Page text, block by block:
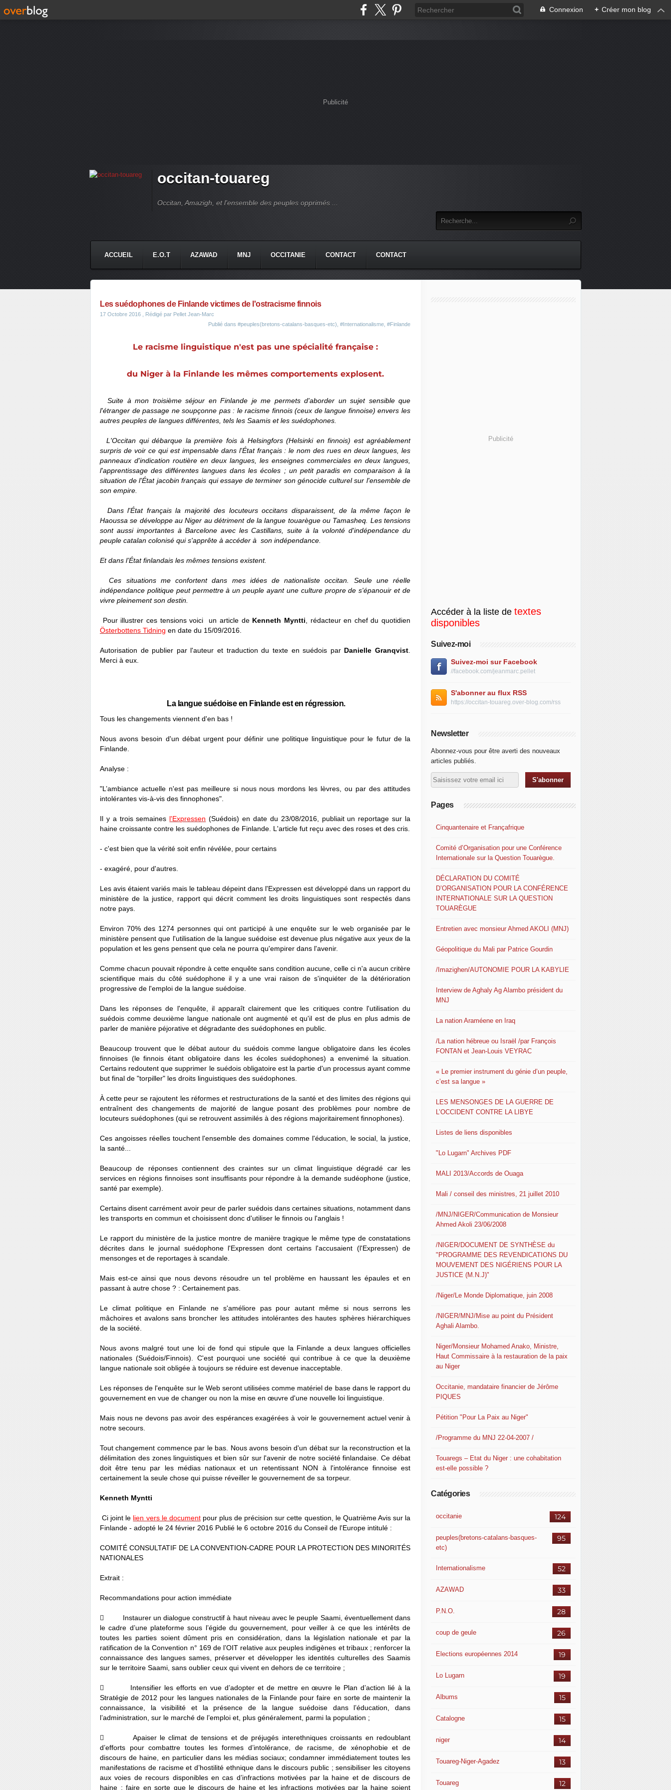
Connexion + Créer mon blog
Publicité
occitan-touareg
Occitan, Amazigh, et l'ensemble des peuples opprimés ...
ACCUEIL E.O.T AZAWAD MNJ OCCITANIE CONTACT CONTACT
Les suédophones de Finlande victimes de l'ostracisme finnois
17 Octobre 2016 , Rédigé par Pellet Jean-Marc
Publié dans #peuples(bretons-catalans-basques-etc) #Internationalisme #Finlande
Le racisme linguistique n'est pas une spécialité française :
du Niger à la Finlande les mêmes comportements explosent.
Suite à mon troisième séjour en Finlande je me permets d'aborder un sujet sensible que
l'étranger de passage ne soupçonne pas : le racisme finnois (ceux de langue finnoise) envers les
autres peuples de langues différentes, tels les Saamis et les suédophones.
L'Occitan qui débarque la première fois à Helsingfors (Helsinki en finnois) est agréablement
surpris de voir ce qui est impensable dans l'État français : le nom des rues en deux langues, les
panneaux d'indication routière en deux langues, les enseignes commerciales en deux langues,
l'apprentissage des différentes langues dans les écoles ; un petit paradis en comparaison à la
situation de l'État jacobin français qui essaye de terminer son génocide culturel sur l'ensemble de
son empire.
Dans l'État français la majorité des locuteurs occitans disparaissent, de la même façon le
Haoussa se développe au Niger au détriment de la langue touarègue ou Tamasheq. Les tensions
sont aussi importantes à Barcelone avec les Castillans, suite à la volonté d'indépendance du
peuple catalan colonisé qui s'apprête à accéder à son indépendance.
Et dans l’État finlandais les mêmes tensions existent.
Ces situations me confortent dans mes idées de nationaliste occitan. Seule une réelle
indépendance politique peut permettre à un peuple ayant une culture propre de s'épanouir et de
vivre pleinement son destin.
Pour illustrer ces tensions voici un article de Kenneth Myntti , rédacteur en chef du quotidien
Österbottens Tidning en date du 15/09/2016.
Autorisation de publier par l'auteur et traduction du texte en suédois par Danielle Granqvist
Merci à eux.
La langue suédoise en Finlande est en régression.
Tous les changements viennent d'en bas !
Nous avons besoin d'un débat urgent pour définir une politique linguistique pour le futur de la
Finlande.
Analyse :
"L’ambiance actuelle n'est pas meilleure si nous nous mordons les lèvres, ou par des attitudes
intolérantes vis-à-vis des finnophones".
Il y a trois semaines l'Expressen (Suédois) en date du 23/08/2016, publiait un reportage sur la
haine croissante contre les suédophones de Finlande. L'article fut reçu avec des roses et des cris.
- c'est bien que la vérité soit enfin révélée, pour certains
- exagéré, pour d'autres.
Les avis étaient variés mais le tableau dépeint dans l'Expressen est développé dans un rapport du
ministère de la justice, rapport qui décrit comment les droits linguistiques sont respectés dans
notre pays.
Environ 70% des 1274 personnes qui ont participé à une enquête sur le web organisée par le
ministère pensent que l'utilisation de la langue suédoise est devenue plus négative aux yeux de la
population et les gens pensent que cela ne pourra qu'empirer dans l'avenir.
Comme chacun pouvait répondre à cette enquête sans condition aucune, celle ci n'a aucun critère
scientifique mais du côté suédophone il y a une vrai raison de s'inquiéter de la détérioration
progressive de l'emploi de la langue suédoise.
Dans les réponses de l'enquête, il apparaît clairement que les critiques contre l'utilisation du
suédois comme deuxième langue nationale ont augmenté et qu'il est de plus en plus admis de
parler de manière péjorative et dégradante des suédophones en public.
Beaucoup trouvent que le débat autour du suédois comme langue obligatoire dans les écoles
finnoises (le finnois étant obligatoire dans les écoles suédophones) a envenimé la situation.
Certains redoutent que supprimer le suédois obligatoire est la partie d'un processus ayant comme
but final de "torpiller" les droits linguistiques des suédophones.
À cette peur se rajoutent les réformes et restructurations de la santé et des limites des régions qui
entraînent des changements de majorité de langue posant des problèmes pour nombre de
locuteurs suédophones (qui se retrouvent assimilés à des régions majoritairement finnophones).
Ces angoisses réelles touchent l'ensemble des domaines comme l'éducation, le social, la justice,
la santé...
Beaucoup de réponses contiennent des craintes sur un climat linguistique dégradé car les
services en régions finnoises sont insuffisants pour répondre à la demande sudéophone (justice,
santé par exemple).
Certains disent carrément avoir peur de parler suédois dans certaines situations, notamment dans
les transports en commun et choisissent donc d'utiliser le finnois ou l'anglais !
Le rapport du ministère de la justice montre de manière tragique le même type de constatations
décrites dans le journal suédophone l'Expressen dont certains l'accusaient (l'Expressen) de
mensonges et de reportages à scandale.
Mais est-ce ainsi que nous devons résoudre un tel problème en haussant les épaules et en
passant à autre chose ? : Certainement pas.
Le climat politique en Finlande ne s'améliore pas pour autant même si nous serrons les
mâchoires et avalons sans broncher les attitudes intolérantes des hautes sphères hiérarchiques
de la société.
Nous avons malgré tout une loi de fond qui stipule que la Finlande a deux langues officielles
nationales (Suédois/Finnois). C'est pourquoi une société qui contribue à ce que la deuxième
langue nationale soit obligée à toujours se réduire est devenue inacceptable.
Les réponses de l'enquête sur le Web seront utilisées comme matériel de base dans le rapport du
gouvernement en vue de changer ou non la mise en œuvre d'une nouvelle loi linguistique.
Mais nous ne devons pas avoir des espérances exagérées à voir le gouvernement actuel venir à
notre secours.
Tout changement commence par le bas. Nous avons besoin d'un débat sur la reconstruction et la
délimitation des zones linguistiques et bien sûr sur l'avenir de notre société finlandaise. Ce débat
doit être tenu par les médias nationaux et un retentissant NON à l'intolérance finnoise est
certainement la seule chose qui puisse réveiller le gouvernement de sa torpeur.
Kenneth Myntti
Ci joint le lien vers le documentpour plus de précision sur cette question, le Quatrième Avis sur la
Finlande - adopté le 24 février 2016 Publié le 6 octobre 2016 du Conseil de l'Europe intitulé :
COMITÉ CONSULTATIF DE LA CONVENTION-CADRE POUR LA PROTECTION DES MINORITÉS
NATIONALES
Extrait :
Recommandations pour action immédiate
 Instaurer un dialogue constructif à haut niveau avec le peuple Saami, éventuellement dans
le cadre d’une plateforme sous l’égide du gouvernement, pour veiller à ce que les intérêts de
toutes les parties soient dûment pris en considération, dans la législation nationale et par la
ratification de la Convention n° 169 de l’OIT relative aux peuples indigènes et tribaux ; renforcer la
connaissance des langues sames, préserver et développer les identités culturelles des Saamis
sur le territoire Saami, sans oublier ceux qui vivent en dehors de ce territoire ;
 Intensifier les efforts en vue d’adopter et de mettre en œuvre le Plan d’action lié à la
Stratégie de 2012 pour les langues nationales de la Finlande pour faire en sorte de maintenir la
connaissance, la visibilité et la présence de la langue suédoise dans l’éducation, dans
l’administration, sur le marché de l’emploi et, plus généralement, parmi la population ;
 Apaiser le climat de tensions et de préjugés interethniques croissants en redoublant
d’efforts pour combattre toutes les formes d’intolérance, de racisme, de xénophobie et de
discours de haine, en particulier dans les médias sociaux; condamner immédiatement toutes les
manifestations de racisme et d’hostilité ethnique dans le discours public ; sensibiliser les citoyens
aux voies de recours disponibles en cas d’infractions motivées par la haine et de discours de
haine ; faire en sorte que le discours de haine et les infractions motivées par la haine soient
Publicité
Accéder à la liste de textes
disponibles
Suivez-moi
Suivez-moi sur Facebook
//facebook.com/jeanmarc.pellet
S'abonner au flux RSS
https://occitan-touareg.over-blog.com/rss
Newsletter
Abonnez-vous pour être averti des nouveaux
articles publiés.
Pages
Cinquantenaire et Françafrique
Comité d’Organisation pour une Conférence
Internationale sur la Question Touarègue.
DÉCLARATION DU COMITÉ
D’ORGANISATION POUR LA CONFÉRENCE
INTERNATIONALE SUR LA QUESTION
TOUARÈGUE
Entretien avec monsieur Ahmed AKOLI (MNJ)
Géopolitique du Mali par Patrice Gourdin
/Imazighen/AUTONOMIE POUR LA KABYLIE
Interview de Aghaly Ag Alambo président du
MNJ
La nation Araméene en Iraq
/La nation hébreue ou Israël /par François
FONTAN et Jean-Louis VEYRAC
« Le premier instrument du génie d’un peuple,
c’est sa langue »
LES MENSONGES DE LA GUERRE DE
L’OCCIDENT CONTRE LA LIBYE
Listes de liens disponibles
"Lo Lugarn" Archives PDF
MALI 2013/Accords de Ouaga
Mali / conseil des ministres, 21 juillet 2010
/MNJ/NIGER/Communication de Monsieur
Ahmed Akoli 23/06/2008
/NIGER/DOCUMENT DE SYNTHÈSE du
"PROGRAMME DES REVENDICATIONS DU
MOUVEMENT DES NIGÉRIENS POUR LA
JUSTICE (M.N.J)"
/Niger/Le Monde Diplomatique, juin 2008
/NIGER/MNJ/Mise au point du Président
Aghali Alambo.
Niger/Monsieur Mohamed Anako, Ministre,
Haut Commissaire à la restauration de la paix
au Niger
Occitanie, mandataire financier de Jérôme
PIQUES
Pétition "Pour La Paix au Niger"
/Programme du MNJ 22-04-2007 /
Touaregs – Etat du Niger : une cohabitation
est-elle possible ?
Catégories
124
occitanie
95
peuples(bretons-catalans-basques-
etc)
52
Internationalisme
33
AZAWAD
28
P.N.O.
26
coup de geule
19
Elections européennes 2014
19
Lo Lugarn
15
Albums
15
Catalogne
14
niger
13
Touareg-Niger-Agadez
12
Touareg